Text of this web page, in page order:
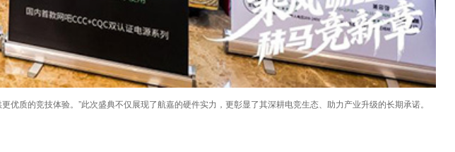
质的竞技体验。”此次盛典不仅展现了航嘉的硬件实力，更彰显了其深耕电竞生态、助力产业升级的长期承诺。